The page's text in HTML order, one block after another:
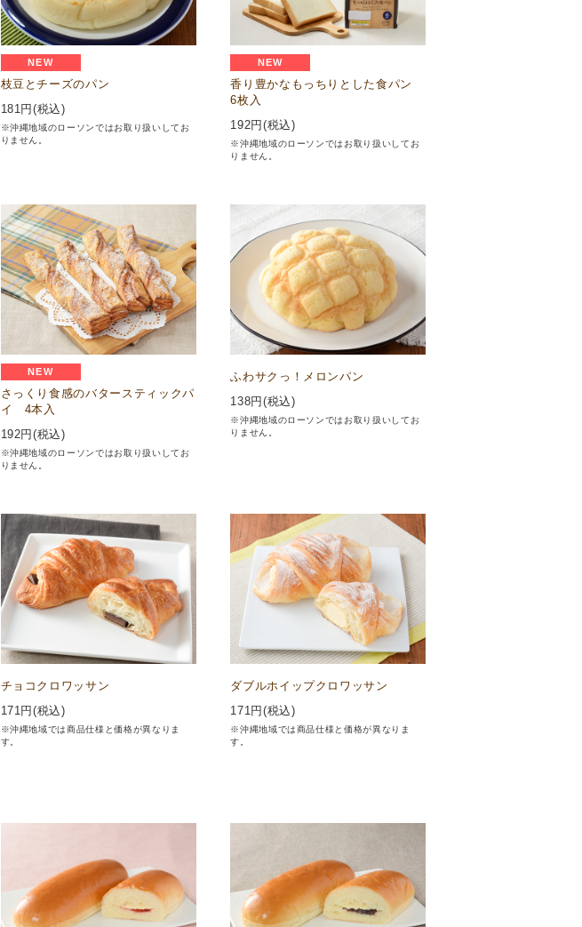
NEW
枝豆とチーズのパン
181円(税込)
※沖縄地域のローソンではお取り扱いしてお
りません。
NEW
香り豊かなもっちりとした食パン
6枚入
192円(税込)
※沖縄地域のローソンではお取り扱いしてお
りません。
NEW
さっくり食感のバタースティックパ
イ 4本入
192円(税込)
※沖縄地域のローソンではお取り扱いしてお
りません。
ふわサクっ！メロンパン
138円(税込)
※沖縄地域のローソンではお取り扱いしてお
りません。
チョコクロワッサン
171円(税込)
※沖縄地域では商品仕様と価格が異なりま
す。
ダブルホイップクロワッサン
171円(税込)
※沖縄地域では商品仕様と価格が異なりま
す。